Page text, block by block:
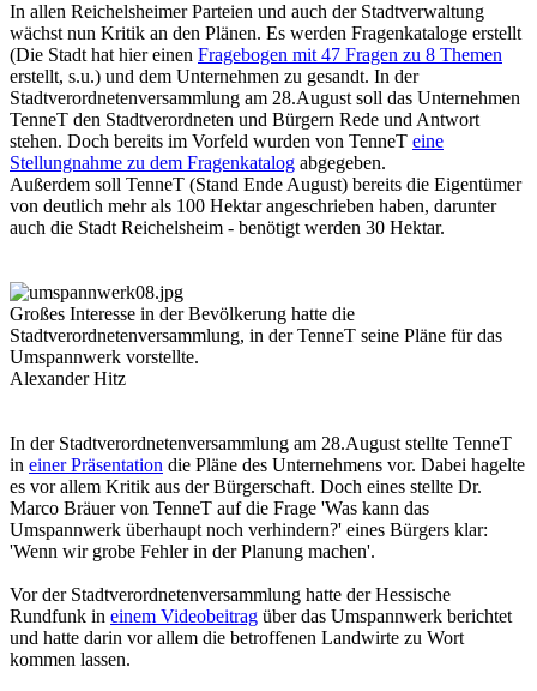
In allen Reichelsheimer Parteien und auch der Stadtverwaltung
wächst nun Kritik an den Plänen. Es werden Fragenkataloge erstellt
(Die Stadt hat hier einen Fragebogen mit 47 Fragen zu 8 Themen
erstellt, s.u.) und dem Unternehmen zu gesandt. In der
Stadtverordnetenversammlung am 28.August soll das Unternehmen
TenneT den Stadtverordneten und Bürgern Rede und Antwort
stehen. Doch bereits im Vorfeld wurden von TenneT eine
Stellungnahme zu dem Fragenkatalog abgegeben.
Außerdem soll TenneT (Stand Ende August) bereits die Eigentümer
von deutlich mehr als 100 Hektar angeschrieben haben, darunter
auch die Stadt Reichelsheim - benötigt werden 30 Hektar.
Großes Interesse in der Bevölkerung hatte die
Stadtverordnetenversammlung, in der TenneT seine Pläne für das
Umspannwerk vorstellte.
Alexander Hitz
In der Stadtverordnetenversammlung am 28.August stellte TenneT
in einer Präsentation die Pläne des Unternehmens vor. Dabei hagelte
es vor allem Kritik aus der Bürgerschaft. Doch eines stellte Dr.
Marco Bräuer von TenneT auf die Frage 'Was kann das
Umspannwerk überhaupt noch verhindern?' eines Bürgers klar:
'Wenn wir grobe Fehler in der Planung machen'.
Vor der Stadtverordnetenversammlung hatte der Hessische
Rundfunk in einem Videobeitrag über das Umspannwerk berichtet
und hatte darin vor allem die betroffenen Landwirte zu Wort
kommen lassen.